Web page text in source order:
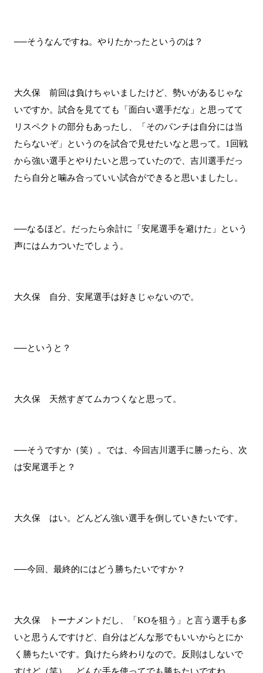
──そうなんですね。やりたかったというのは？
大久保 前回は負けちゃいましたけど、勢いがあるじゃな
いですか。試合を見てても「面白い選手だな」と思ってて
リスペクトの部分もあったし、「そのパンチは自分には当
たらないぞ」というのを試合で見せたいなと思って。1回戦
から強い選手とやりたいと思っていたので、吉川選手だっ
たら自分と噛み合っていい試合ができると思いましたし。
──なるほど。だったら余計に「安尾選手を避けた」という
声にはムカついたでしょう。
大久保 自分、安尾選手は好きじゃないので。
──というと？
大久保 天然すぎてムカつくなと思って。
──そうですか（笑）。では、今回吉川選手に勝ったら、次
は安尾選手と？
大久保 はい。どんどん強い選手を倒していきたいです。
──今回、最終的にはどう勝ちたいですか？
大久保 トーナメントだし、「KOを狙う」と言う選手も多
いと思うんですけど、自分はどんな形でもいいからとにか
く勝ちたいです。負けたら終わりなので。反則はしないで